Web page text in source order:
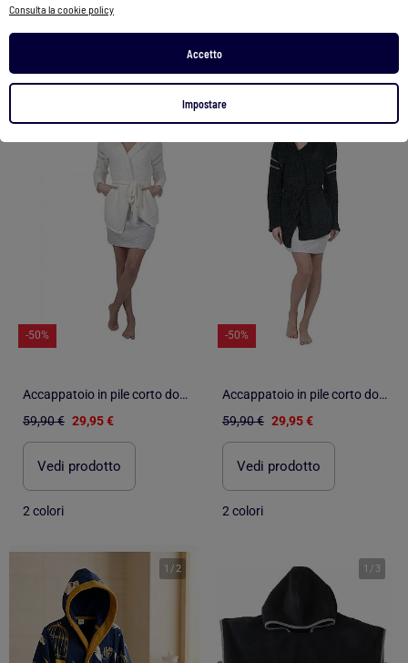
Consulta la cookie policy
Accetto
Impostare
Vedi prodotto
-50%
Accappatoio in pile corto donna
59,90 € 29,95 €
Vedi prodotto
2 colori
-50%
Accappatoio in pile corto donna
59,90 € 29,95 €
Vedi prodotto
2 colori
1 /2 1 / 3